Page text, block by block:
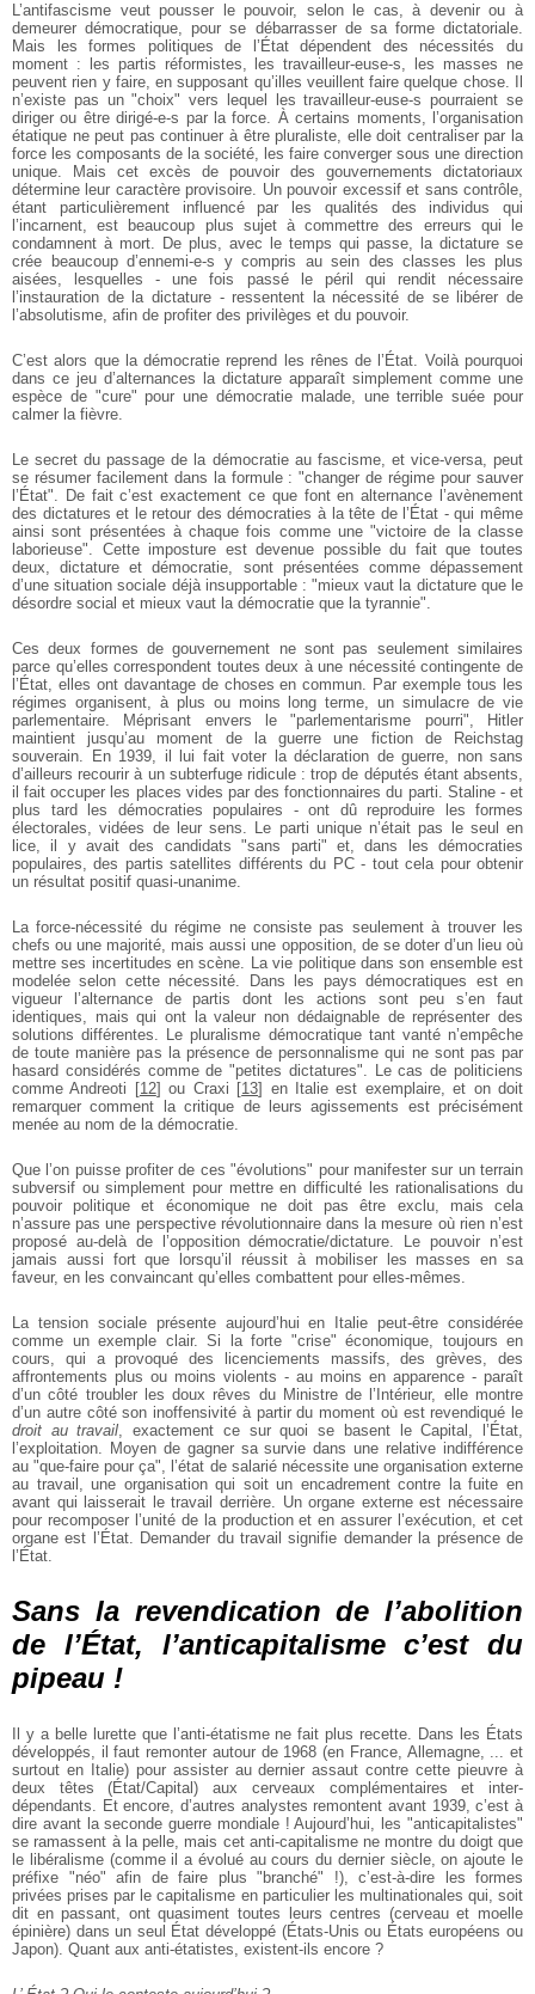
L’antifascisme veut pousser le pouvoir, selon le cas, à devenir ou à
demeurer démocratique, pour se débarrasser de sa forme dictatoriale.
Mais les formes politiques de l’État dépendent des nécessités du
moment : les partis réformistes, les travailleur-euse-s, les masses ne
peuvent rien y faire, en supposant qu’illes veuillent faire quelque chose. Il
n’existe pas un "choix" vers lequel les travailleur-euse-s pourraient se
diriger ou être dirigé-e-s par la force. À certains moments, l’organisation
étatique ne peut pas continuer à être pluraliste, elle doit centraliser par la
force les composants de la société, les faire converger sous une direction
unique. Mais cet excès de pouvoir des gouvernements dictatoriaux
détermine leur caractère provisoire. Un pouvoir excessif et sans contrôle,
étant particulièrement influencé par les qualités des individus qui
l’incarnent, est beaucoup plus sujet à commettre des erreurs qui le
condamnent à mort. De plus, avec le temps qui passe, la dictature se
crée beaucoup d’ennemi-e-s y compris au sein des classes les plus
aisées, lesquelles - une fois passé le péril qui rendit nécessaire
l’instauration de la dictature - ressentent la nécessité de se libérer de
l’absolutisme, afin de profiter des privilèges et du pouvoir.
C’est alors que la démocratie reprend les rênes de l’État. Voilà pourquoi
dans ce jeu d’alternances la dictature apparaît simplement comme une
espèce de "cure" pour une démocratie malade, une terrible suée pour
calmer la fièvre.
Le secret du passage de la démocratie au fascisme, et vice-versa, peut
se résumer facilement dans la formule : "changer de régime pour sauver
l’État". De fait c’est exactement ce que font en alternance l’avènement
des dictatures et le retour des démocraties à la tête de l’État - qui même
ainsi sont présentées à chaque fois comme une "victoire de la classe
laborieuse". Cette imposture est devenue possible du fait que toutes
deux, dictature et démocratie, sont présentées comme dépassement
d’une situation sociale déjà insupportable : "mieux vaut la dictature que le
désordre social et mieux vaut la démocratie que la tyrannie".
Ces deux formes de gouvernement ne sont pas seulement similaires
parce qu’elles correspondent toutes deux à une nécessité contingente de
l’État, elles ont davantage de choses en commun. Par exemple tous les
régimes organisent, à plus ou moins long terme, un simulacre de vie
parlementaire. Méprisant envers le "parlementarisme pourri", Hitler
maintient jusqu’au moment de la guerre une fiction de Reichstag
souverain. En 1939, il lui fait voter la déclaration de guerre, non sans
d’ailleurs recourir à un subterfuge ridicule : trop de députés étant absents,
il fait occuper les places vides par des fonctionnaires du parti. Staline - et
plus tard les démocraties populaires - ont dû reproduire les formes
électorales, vidées de leur sens. Le parti unique n’était pas le seul en
lice, il y avait des candidats "sans parti" et, dans les démocraties
populaires, des partis satellites différents du PC - tout cela pour obtenir
un résultat positif quasi-unanime.
La force-nécessité du régime ne consiste pas seulement à trouver les
chefs ou une majorité, mais aussi une opposition, de se doter d’un lieu où
mettre ses incertitudes en scène. La vie politique dans son ensemble est
modelée selon cette nécessité. Dans les pays démocratiques est en
vigueur l’alternance de partis dont les actions sont peu s’en faut
identiques, mais qui ont la valeur non dédaignable de représenter des
solutions différentes. Le pluralisme démocratique tant vanté n’empêche
de toute manière pas la présence de personnalisme qui ne sont pas par
hasard considérés comme de "petites dictatures". Le cas de politiciens
comme Andreoti [12] ou Craxi [13] en Italie est exemplaire, et on doit
remarquer comment la critique de leurs agissements est précisément
menée au nom de la démocratie.
Que l’on puisse profiter de ces "évolutions" pour manifester sur un terrain
subversif ou simplement pour mettre en difficulté les rationalisations du
pouvoir politique et économique ne doit pas être exclu, mais cela
n’assure pas une perspective révolutionnaire dans la mesure où rien n’est
proposé au-delà de l’opposition démocratie/dictature. Le pouvoir n’est
jamais aussi fort que lorsqu’il réussit à mobiliser les masses en sa
faveur, en les convaincant qu’elles combattent pour elles-mêmes.
La tension sociale présente aujourd’hui en Italie peut-être considérée
comme un exemple clair. Si la forte "crise" économique, toujours en
cours, qui a provoqué des licenciements massifs, des grèves, des
affrontements plus ou moins violents - au moins en apparence - paraît
d’un côté troubler les doux rêves du Ministre de l’Intérieur, elle montre
d’un autre côté son inoffensivité à partir du moment où est revendiqué le
droit au travail, exactement ce sur quoi se basent le Capital, l’État,
l’exploitation. Moyen de gagner sa survie dans une relative indifférence
au "que-faire pour ça", l’état de salarié nécessite une organisation externe
au travail, une organisation qui soit un encadrement contre la fuite en
avant qui laisserait le travail derrière. Un organe externe est nécessaire
pour recomposer l’unité de la production et en assurer l’exécution, et cet
organe est l’État. Demander du travail signifie demander la présence de
l’État.
Sans la revendication de l’abolition
de l’État, l’anticapitalisme c’est du
pipeau !
Il y a belle lurette que l’anti-étatisme ne fait plus recette. Dans les États
développés, il faut remonter autour de 1968 (en France, Allemagne, ... et
surtout en Italie) pour assister au dernier assaut contre cette pieuvre à
deux têtes (État/Capital) aux cerveaux complémentaires et inter-
dépendants. Et encore, d’autres analystes remontent avant 1939, c’est à
dire avant la seconde guerre mondiale ! Aujourd’hui, les "anticapitalistes"
se ramassent à la pelle, mais cet anti-capitalisme ne montre du doigt que
le libéralisme (comme il a évolué au cours du dernier siècle, on ajoute le
préfixe "néo" afin de faire plus "branché" !), c’est-à-dire les formes
privées prises par le capitalisme en particulier les multinationales qui, soit
dit en passant, ont quasiment toutes leurs centres (cerveau et moelle
épinière) dans un seul État développé (États-Unis ou États européens ou
Japon). Quant aux anti-étatistes, existent-ils encore ?